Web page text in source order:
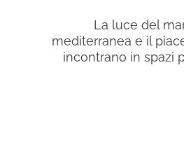
La luce del
mediterranea e il
incontrano in spazi